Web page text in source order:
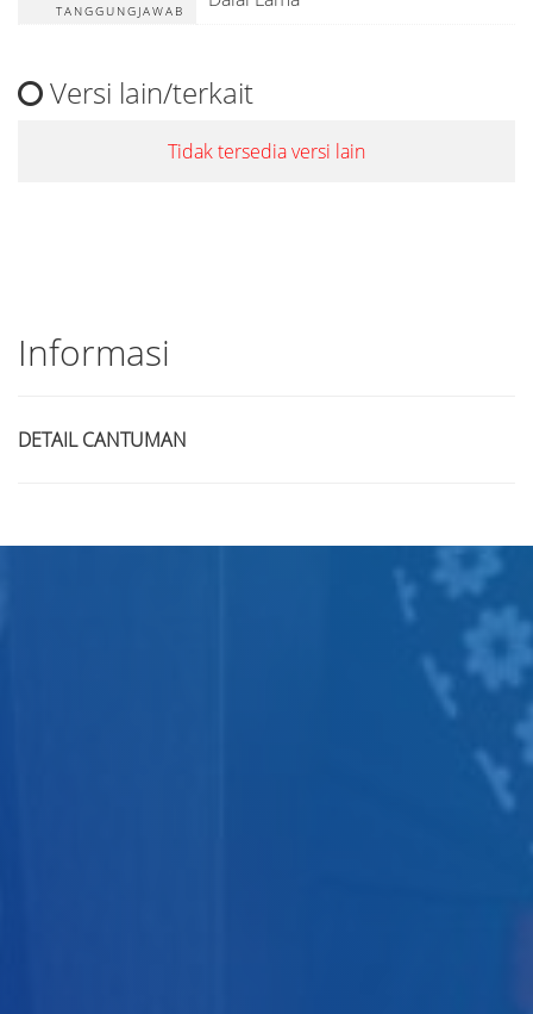
TANGGUNGJAWAB
Versi lain/terkait
Tidak tersedia versi lain
Informasi
DETAIL CANTUMAN